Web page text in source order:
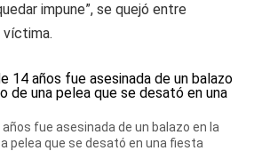
impune”, se quejó entre
víctima.
fue asesinada de un balazo en la
pelea que se desató en una fiesta